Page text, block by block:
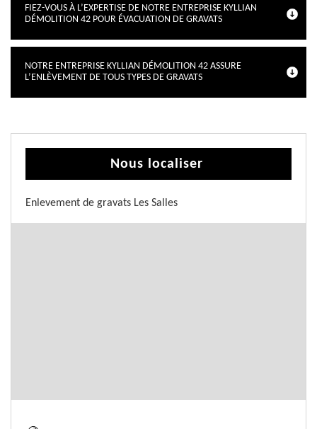
FIEZ-VOUS À L’EXPERTISE DE NOTRE ENTREPRISE KYLLIAN
DÉMOLITION 42 POUR ÉVACUATION DE GRAVATS
NOTRE ENTREPRISE KYLLIAN DÉMOLITION 42 ASSURE
L’ENLÈVEMENT DE TOUS TYPES DE GRAVATS
Nous localiser
Enlevement de gravats Les Salles